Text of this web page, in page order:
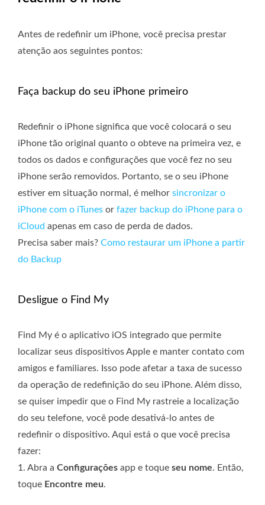
Antes de redefinir um iPhone, você precisa prestar
atenção aos seguintes pontos:
Faça backup do seu iPhone primeiro
Redefinir o iPhone significa que você colocará o seu
iPhone tão original quanto o obteve na primeira vez, e
todos os dados e configurações que você fez no seu
iPhone serão removidos. Portanto, se o seu iPhone
estiver em situação normal, é melhor sincronizar o
iPhone com o iTunes or fazer backup do iPhone para o
iCloud apenas em caso de perda de dados.
Precisa saber mais? Como restaurar um iPhone a partir
do Backup
Desligue o Find My
Find My é o aplicativo iOS integrado que permite
localizar seus dispositivos Apple e manter contato com
amigos e familiares. Isso pode afetar a taxa de sucesso
da operação de redefinição do seu iPhone. Além disso,
se quiser impedir que o Find My rastreie a localização
do seu telefone, você pode desativá-lo antes de
redefinir o dispositivo. Aqui está o que você precisa
fazer:
1. Abra a Configurações app e toque seu nome. Então,
toque Encontre meu.